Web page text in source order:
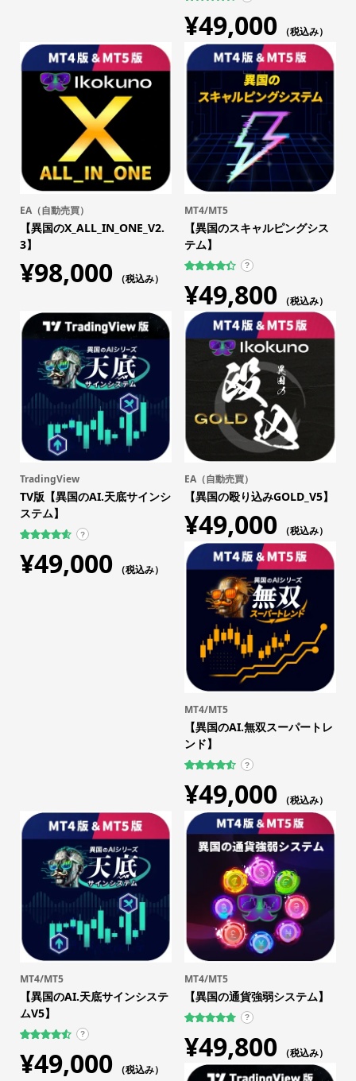
者評価に
基づく5段
うち、
点
¥49,000 （税込み）
EA（自動売買）
【異国のX_ALL_IN_ONE_V2.
3】
¥98,000 （税込み）
MT4/MT5
【異国のスキャルピングシス
テム】
者評価に
基づく5段
うち、 4.43
点
?
¥49,800 （税込み）
TradingView
TV版【異国のAI.天底サインシ
ステム】
者評価に
基づく5段
?
¥49,000 （税込み）
EA（自動売買）
【異国の殴り込みGOLD_V5】
¥49,000 （税込み）
MT4/MT5
【異国のAI.無双スーパートレ
ンド】
者評価に
基づく5段
うち、
4.56
点
?
¥49,000 （税込み）
MT4/MT5
【異国のAI.天底サインシステ
ムV5】
者評価に
基づく5段
?
¥49,000 （税込み）
MT4/MT5
【異国の通貨強弱システム】
評価に基づ
く5段階評
価のうち、
4.75点
?
¥49,800 （税込み）